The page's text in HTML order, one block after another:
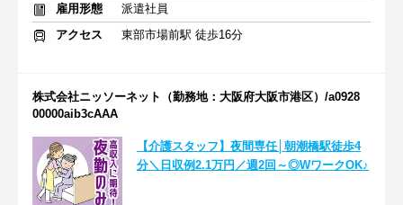
雇用形態
派遣社員
アクセス
東部市場前駅 徒歩16分
株式会社ニッソーネット（勤務地：大阪府大阪市港区）/a0928
00000aib3cAAA
【介護スタッフ】夜間専任│朝潮橋駅徒歩4
分＼日収例2.1万円／週2回～◎WワークOK♪